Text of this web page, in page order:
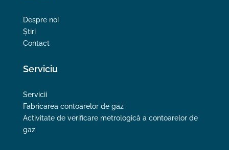
Despre noi
Știri
Contact
Serviciu
Servicii
Fabricarea contoarelor de gaz
Activitate de verificare metrologică a contoarelor de
gaz